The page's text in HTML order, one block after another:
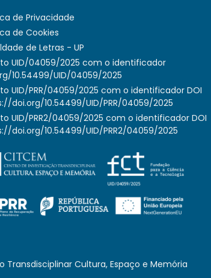
de Privacidade
de Cookies
de Letras - UP
UID/04059/2025 com o identificador
10.54499/UID/04059/2025
UID/PRR/04059/2025 com o identificador DOI
doi.org/10.54499/UID/PRR/04059/2025
UID/PRR2/04059/2025 com o identificador DOI
doi.org/10.54499/UID/PRR2/04059/2025
Transdisciplinar Cultura, Espaço e Memória